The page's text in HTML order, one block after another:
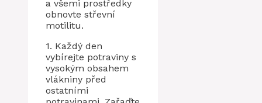
a všemi prostředky
obnovte střevní
motilitu.
1. Každý den
vybírejte potraviny s
vysokým obsahem
vlákniny před
ostatními